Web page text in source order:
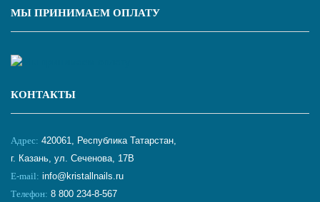
МЫ ПРИНИМАЕМ ОПЛАТУ
КОНТАКТЫ
Адрес: 420061, Республика Татарстан,
г. Казань, ул. Сеченова, 17В
E-mail: info@kristallnails.ru
Телефон: 8 800 234-8-567